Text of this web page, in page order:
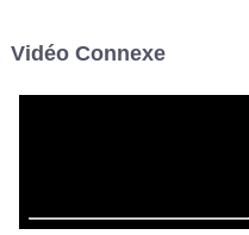
parfaite pour les aliments pour
bâtonnet.
Vidéo Connexe